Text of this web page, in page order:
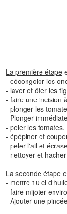
La première étape
- décongeler les
- laver et ôter les
- faire une incision
- plonger les
- Plonger
- peler les tomates.
- épépiner et
- peler l'ail et
- nettoyer et
La seconde étape
- mettre 10 cl
- faire mijoter
- Ajouter une
Pizza au speck et au
camembert